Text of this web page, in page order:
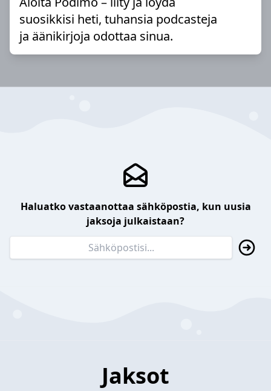
suosikkisi heti, tuhansia podcasteja
ja äänikirjoja odottaa sinua.
Haluatko vastaanottaa sähköpostia, kun uusia
jaksoja julkaistaan?
Jaksot